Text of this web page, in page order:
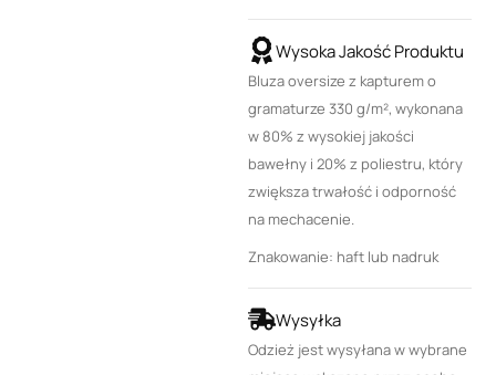
Wysoka Jakość Produktu
Bluza oversize z kapturem o
gramaturze 330 g/m², wykonana
w 80% z wysokiej jakości
bawełny i 20% z poliestru, który
zwiększa trwałość i odporność
na mechacenie.
Znakowanie: haft lub nadruk
Wysyłka
Odzież jest wysyłana w wybrane